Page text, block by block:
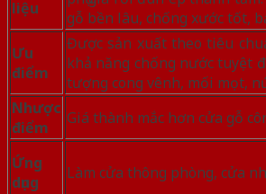
liệu
gỗ bền lâu, chống xước tốt,
Ưu
điểm
Được sản xuất theo tiêu
khả năng chống nước tuyệt
tượng cong vênh, mối mọt,
Nhược
điểm
Giá thành mắc hơn cửa gỗ
Ứng
dụng
Làm cửa thông phòng, cửa